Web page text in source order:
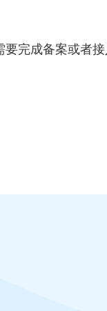
完成备案或者接